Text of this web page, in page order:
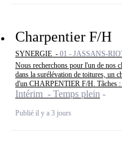
Charpentier F/H
SYNERGIE - 01 - JASSANS-
Nous recherchons pour l'un de nos
dans la surélévation de toitures, un
d'un CHARPENTIER F/H. Tâches :
Intérim - Temps plein
Publié il y a 3 jours